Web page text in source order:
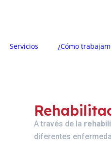
Servicios ¿Cómo
A través de la
diferentes